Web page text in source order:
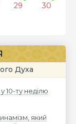
29
30
Духа
10-ту неділю
який